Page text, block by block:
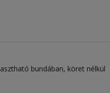
bundában, köret nélkül